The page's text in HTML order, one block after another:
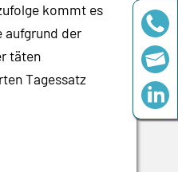
kommt es
aufgrund der
täten
Tagessatz